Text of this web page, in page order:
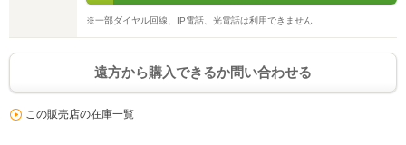
※一部ダイヤル回線、IP電話、光電話は利用できません
遠方から購入できるか問い合わせる
この販売店の在庫一覧